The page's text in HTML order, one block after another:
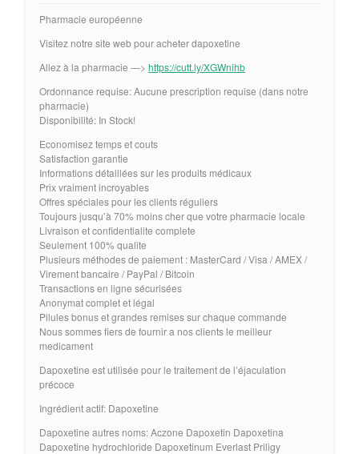
Pharmacie européenne
Visitez notre site web pour acheter dapoxetine
Allez à la pharmacie —> https://cutt.ly/XGWnihb
Ordonnance requise: Aucune prescription requise (dans notre
pharmacie)
Disponibilité: In Stock!
Economisez temps et couts
Satisfaction garantie
Informations détaillées sur les produits médicaux
Prix vraiment incroyables
Offres spéciales pour les clients réguliers
Toujours jusqu’à 70% moins cher que votre pharmacie locale
Livraison et confidentialite complete
Seulement 100% qualite
Plusieurs méthodes de paiement : MasterCard / Visa / AMEX /
Virement bancaire / PayPal / Bitcoin
Transactions en ligne sécurisées
Anonymat complet et légal
Pilules bonus et grandes remises sur chaque commande
Nous sommes fiers de fournir a nos clients le meilleur
medicament
Dapoxetine est utilisée pour le traitement de l’éjaculation
précoce
Ingrédient actif: Dapoxetine
Dapoxetine autres noms: Aczone Dapoxetin Dapoxetina
Dapoxetine hydrochloride Dapoxetinum Everlast Priligy